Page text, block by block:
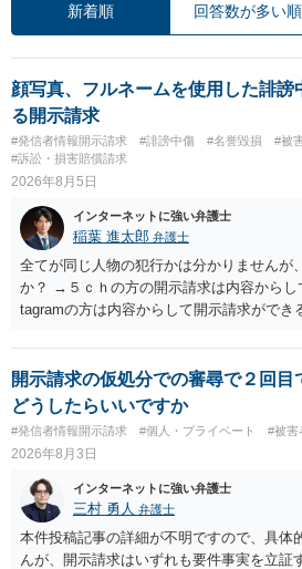
新着順 回答数が多い順
顔写真、フルネームを使用した誹謗
る開示請求
#発信者情報開示請求 #誹謗中傷 #名誉毀損 #被
#訴訟・損害賠償請求
2026年8月5日
インターネットに強い弁護士
稲葉 進太郎 弁護士
全てが同じ人物の犯行かは分かりませんが
か？ →５ｃｈの方の開示請求は内容からし
tagramの方は内容からして開示請求ができ
いでしょう。７月中にアカウントが削除さ
ても失敗する可能性が高いように思われま
合、相手に全ての弁護士費用を負担させる
訴訟外の交渉で相手方が認めれば負担させ
訴訟で判決となった場合は、実際の弁護士
められない場合があり何ともいえないとこ
開示請求の仮処分での審尋で２回目
どうしたらいいですか
#発信者情報開示請求 #個人・プライベート #被害
2026年8月3日
インターネットに強い弁護士
三村 勇人 弁護士
本件投稿記事の詳細が不明ですので、具体
んが、開示請求はいずれも要件事実を立証